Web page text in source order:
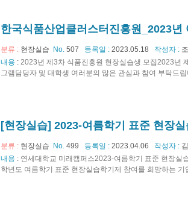
한국식품산업클러스터진흥원_2023
분류 : 현장실습 No. 507 등록일 : 2023.05.18 작성자 :
내용 : 2023년 제3차 식품진흥원 현장실습생 모집2023년
그램담당자 및 대학생 여러분의 많은 관심과 참여 부탁드
[현장실습] 2023-여름학기 표준 현장
분류 : 현장실습 No. 499 등록일 : 2023.04.06 작성자 :
내용 : 연세대학교 미래캠퍼스2023-여름학기 표준 현장실
학년도 여름학기 표준 현장실습학기제 참여를 희망하는